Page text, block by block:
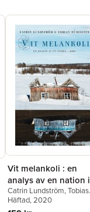
Vit melankoli : en
analys av en nation i
kris
Catrin Lundström,Tobias
Hübinette
Häftad, 2020